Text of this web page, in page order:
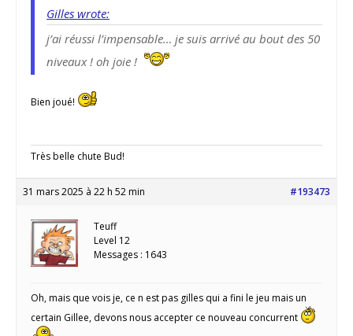
Gilles wrote:
j’ai réussi l’impensable… je suis arrivé au bout des 50
niveaux ! oh joie !
Bien joué!
Très belle chute Bud!
31 mars 2025 à 22 h 52 min #193473
Teuff
Level 12
Messages : 1643
Oh, mais que vois je, ce n est pas gilles qui a fini le jeu mais un
certain Gillee, devons nous accepter ce nouveau concurrent